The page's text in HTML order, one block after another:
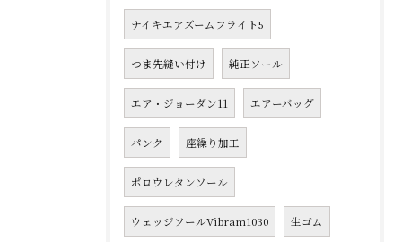
ナイキエアズームフライト5
つま先縫い付け 純正ソール
エア・ジョーダン11 エアーバッグ
パンク 座繰り加工
ポロウレタンソール
ウェッジソールVibram1030 生ゴム